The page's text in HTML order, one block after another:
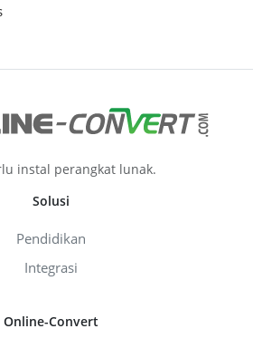
instal perangkat lunak.
Solusi
Pendidikan
Integrasi
Online-Convert